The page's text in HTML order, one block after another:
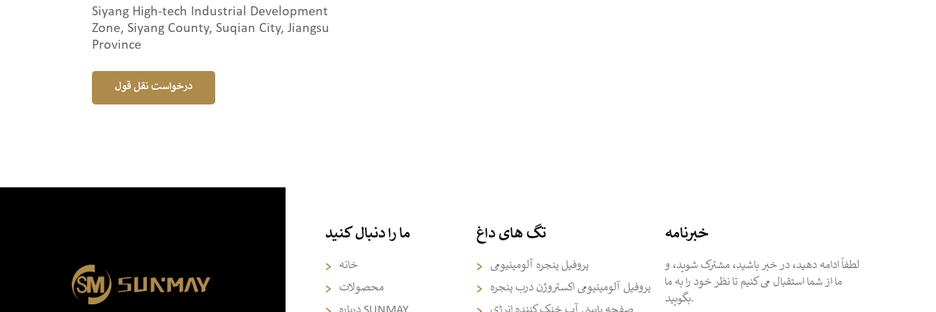
Siyang High-tech Industrial Development
Zone, Siyang County, Suqian City, Jiangsu
Province
درخواست نقل قول
ما را دنبال کنید
خانه
محصولات
تگ های داغ
پروفیل پنجره آلومینیومی
پروفیل آلومینیومی اکستروژن درب پنجره
خبرنامه
لطفاً ادامه دهید، در خبر باشید، مشترک شوید، و
ما از شما استقبال می کنیم تا نظر خود را به ما
بگویید.